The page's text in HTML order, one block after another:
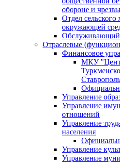
оборонe и
Отдел сельского
окружающей
Обслуживающий
Отраслевые
Финансовое
МКУ
Управление
Управление
отношений
Управление
населения
Управление
Управление